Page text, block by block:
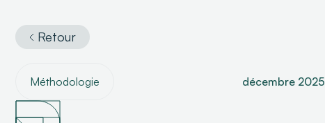
Retour
Méthodologie décembre 2025